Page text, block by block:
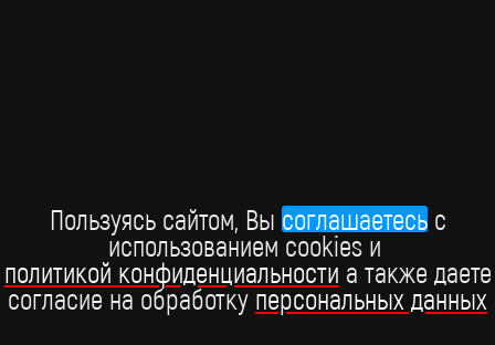
Пользуясь сайтом, Вы соглашаетесьc
использованием cookies и
политикой конфиденциальности а также даете
согласие на обработкуперсональных данных
премия "Виктория", которая прошла при поддержке BRIDGE
РУССКИЙ ХИТ.
15 марта